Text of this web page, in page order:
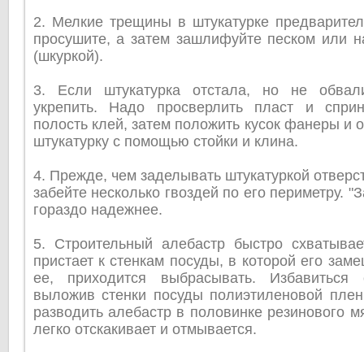
2. Мелкие трещины в штукатурке
просушите, а затем зашлифуйте песком или
(шкуркой).
3. Если штукатурка отстала, но не
укрепить. Надо просверлить пласт и
полость клей, затем положить кусок фанеры и
штукатурку с помощью стойки и клина.
4. Прежде, чем заделывать штукатуркой
забейте несколько гвоздей по его периметру.
гораздо надежнее.
5. Строительный алебастр быстро
пристает к стенкам посуды, в которой его
ее, приходится выбрасывать.
выложив стенки посуды полиэтиленовой
разводить алебастр в половинке резинового
легко отскакивает и отмывается.